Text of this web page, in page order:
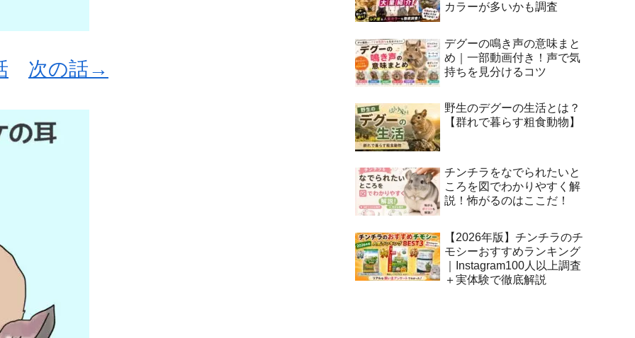
次の話→
カラーが多いかも調査
デグーの鳴き声の意味まと
め｜一部動画付き！声で気
持ちを見分けるコツ
野生のデグーの生活とは？
【群れで暮らす粗食動物】
チンチラをなでられたいと
ころを図でわかりやすく解
説！怖がるのはここだ！
【2026年版】チンチラのチ
モシーおすすめランキング
｜Instagram100人以上調査
＋実体験で徹底解説